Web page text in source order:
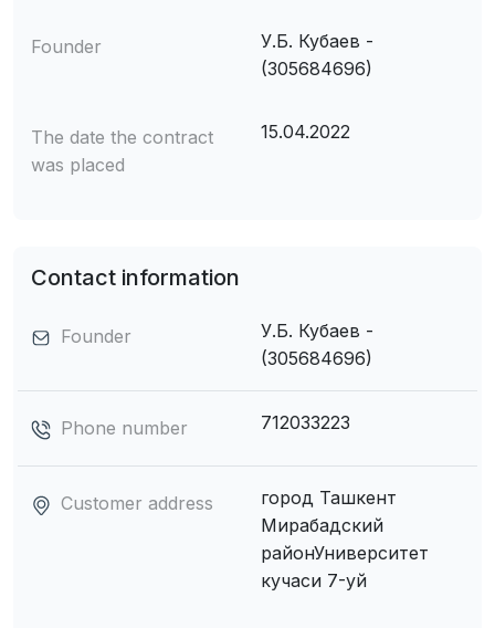
Founder
У.Б. Кубаев -
(305684696)
The date the contract
was placed
15.04.2022
Contact information
Founder
У.Б. Кубаев -
(305684696)
Phone number 712033223
Customer address
город Ташкент
Мирабадский
районУниверситет
кучаси 7-уй